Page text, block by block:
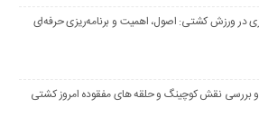
در ورزش کشتی: اصول، اهمیت و برنامه‌ریزی حرفه‌ای
بررسی نقش کوچینگ و حلقه های مفقوده امروز کشتی